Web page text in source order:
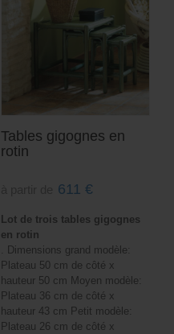
Tables gigognes en
rotin
611 €
Lot de trois tables gigognes
en rotin
. Dimensions grand modèle:
Plateau 50 cm de côté x
hauteur 50 cm Moyen modèle:
Plateau 36 cm de côté x
hauteur 43 cm Petit modèle:
Plateau 26 cm de côté x